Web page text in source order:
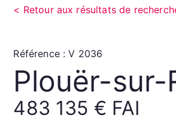
Retour aux résultats de
Référence : V 2036
Plouër-sur-
483 135 € FAI